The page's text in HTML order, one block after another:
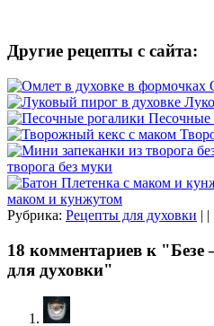
Другие рецепты с сайта:
Песочные
творога без муки
маком и кунжутом
Рубрика: Рецепты для духовки | |
18 комментариев к
для духовки"